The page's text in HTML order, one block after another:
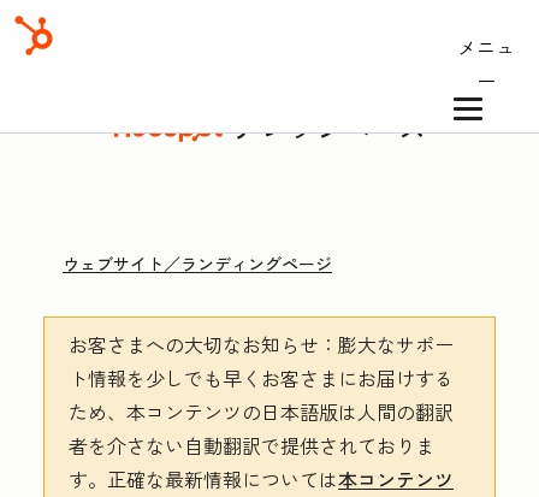
メニュ
ー
ナレッジベース
ウェブサイト／ランディングページ
お客さまへの大切なお知らせ ：膨大なサポー
ト情報を少しでも早くお客さまにお届けする
ため、本コンテンツの日本語版は人間の翻訳
者を介さない自動翻訳で提供されておりま
す。 正確な最新情報については本コンテンツ